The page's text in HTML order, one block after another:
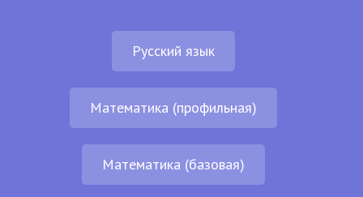
Русский язык
Математика (профильная)
Математика (базовая)